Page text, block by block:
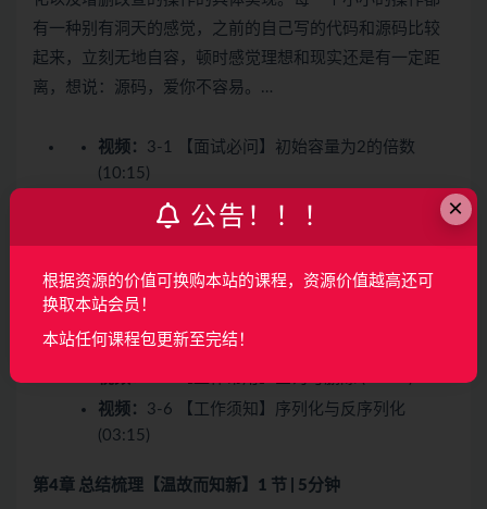
有一种别有洞天的感觉，之前的自己写的代码和源码比较
起来，立刻无地自容，顿时感觉理想和现实还是有一定距
离，想说：源码，爱你不容易。…
视频： 3-1 【面试必问】初始容量为2的倍数
(10:15)
3-2 【适用于面试高级考察】hash函数如何
降低冲突 (05:07) 试看
(03:01)试看
排布 (09:02)
视频： 3-6 【工作须知】序列化与反序列化
(03:15)
第4章 总结梳理【温故而知新】 1 节 | 5分钟
×
公告！！！
根据资源的价值可换购本站的课程，资源价值越高还可
换取本站会员！
本站任何课程包更新至完结！